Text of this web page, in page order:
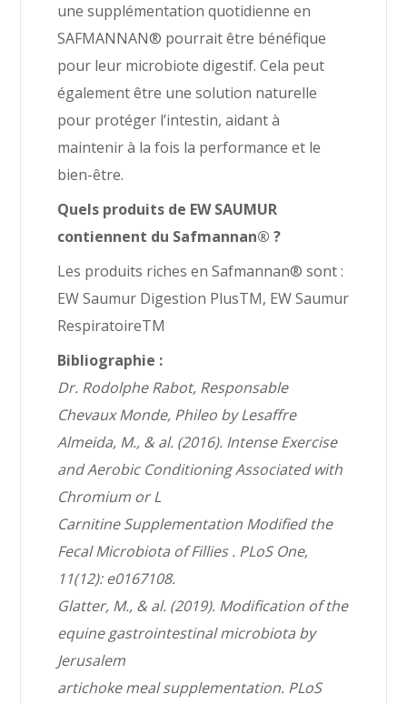
une supplémentation quotidienne en
SAFMANNAN® pourrait être bénéfique
pour leur microbiote digestif. Cela peut
également être une solution naturelle
pour protéger l’intestin, aidant à
maintenir à la fois la performance et le
bien-être.
Quels produits de EW SAUMUR
contiennent du Safmannan® ?
Les produits riches en Safmannan® sont :
EW Saumur Digestion PlusTM, EW Saumur
RespiratoireTM
Bibliographie :
Dr. Rodolphe Rabot, Responsable
Chevaux Monde, Phileo by Lesaffre
Almeida, M., & al. (2016). Intense Exercise
and Aerobic Conditioning Associated with
Chromium or L
Carnitine Supplementation Modified the
Fecal Microbiota of Fillies . PLoS One,
11(12): e0167108.
Glatter, M., & al. (2019). Modification of the
equine gastrointestinal microbiota by
Jerusalem
artichoke meal supplementation. PLoS